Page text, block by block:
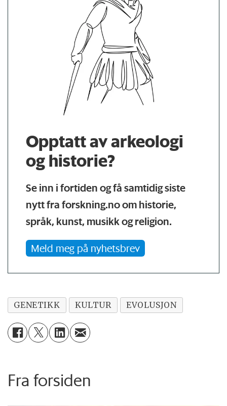
Opptatt av arkeologi
og historie?
Se inn i fortiden og få samtidig siste
nytt fra forskning.no om historie,
språk, kunst, musikk og religion.
Meld meg på nyhetsbrev
GENETIKK KULTUR EVOLUSJON
Fra forsiden